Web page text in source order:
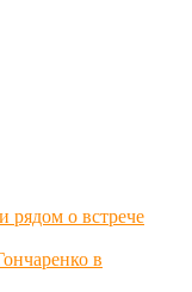
рядом о встрече
в